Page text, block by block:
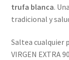
trufa blanca.
tradicional y
Saltea cualquier
VIRGEN EXTRA